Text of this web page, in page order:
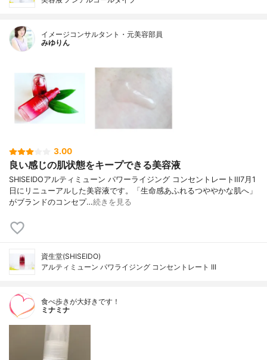
イメージコンサルタント・元美容部員
みゆりん
3.00
良い感じの肌状態をキープできる美容液
SHISEIDOアルティミューン パワーライジング コンセントレートⅢ7月1
日にリニューアルした美容液です。「生命感あふれるつややかな肌へ」
がブランドのコンセプ…続きを見る
資生堂(SHISEIDO)
アルティミューン パワライジング コンセントレート III
食べ歩きが大好きです！
ミナミナ